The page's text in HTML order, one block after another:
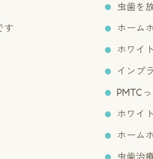
虫歯を
す
ホーム
ホワイ
インプ
PMTC
ホワイ
ホーム
虫歯治